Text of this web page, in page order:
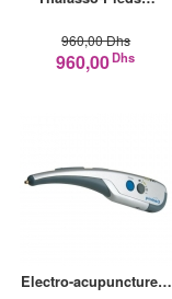
960,00 Dhs
960,00Dhs
Electro-acupuncture…